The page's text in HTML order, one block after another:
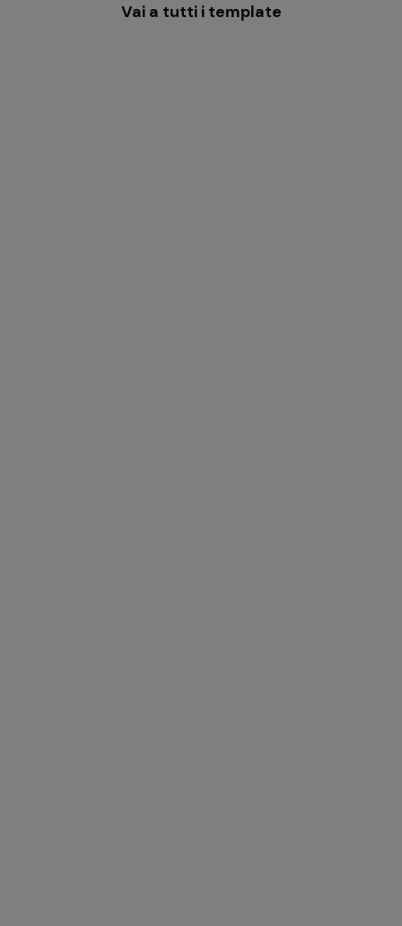
Vai a tutti i template